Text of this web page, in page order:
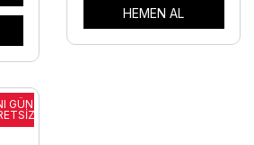
HEMEN AL